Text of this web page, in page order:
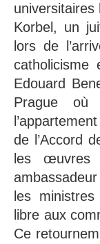
universitaires
Korbel, un
lors de
Edouard
Prague où
de l’Accord
les œuvres
les
libre aux
Ce